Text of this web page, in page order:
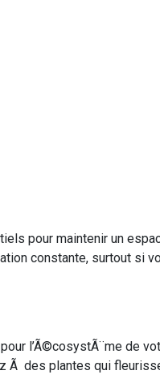
pour maintenir un
constante, surtout si
l’Ã©cosystÃ¨me de
Ã des plantes qui